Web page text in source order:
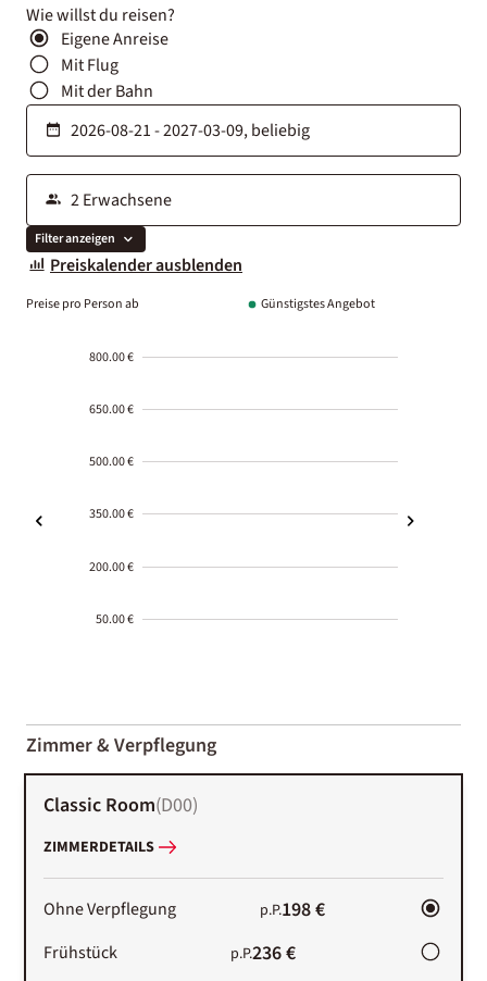
Wie willst du reisen?
Eigene Anreise
Mit Flug
Mit der Bahn
Filter anzeigen
Preiskalender ausblenden
Preise pro Person ab Günstigstes Angebot
800.00 €
650.00 €
500.00 €
350.00 €
200.00 €
50.00 €
01-02
Zimmer & Verpflegung
Classic Room(D00)
ZIMMERDETAILS
Ohne Verpflegung p.P.198 €
Frühstück p.P.236 €